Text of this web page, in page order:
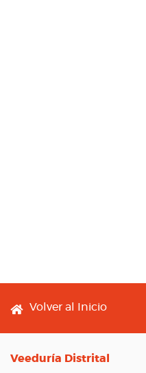
Footer menu
Volver al Inicio
Veeduría Distrital